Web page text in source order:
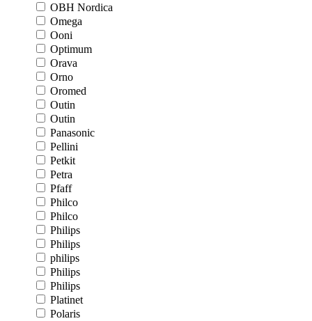
OBH Nordica
Omega
Ooni
Optimum
Orava
Orno
Oromed
Outin
Outin
Panasonic
Pellini
Petkit
Petra
Pfaff
Philco
Philco
Philips
Philips
philips
Philips
Philips
Platinet
Polaris